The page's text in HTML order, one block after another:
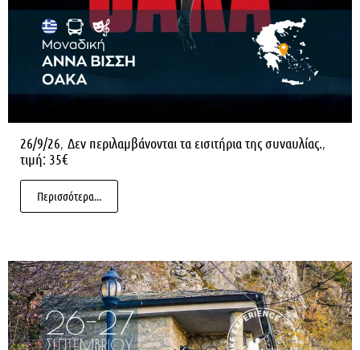
26/9/26, Δεν περιλαμβάνονται τα εισιτήρια της συναυλίας.,
τιμή: 35€
Περισσότερα...